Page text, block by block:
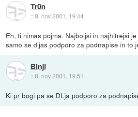
Tr0n
::8. nov 2001, 19:44
Eh, ti nimas pojma. Najboljsi in najhitrejsi
samo se dljas podporo za podnapise in to
Binji
::8. nov 2001, 19:51
Ki pr bogi pa se DLja podporo za